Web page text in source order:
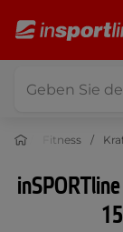
Fitness